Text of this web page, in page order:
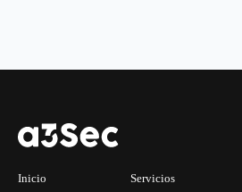
Inicio Servicios